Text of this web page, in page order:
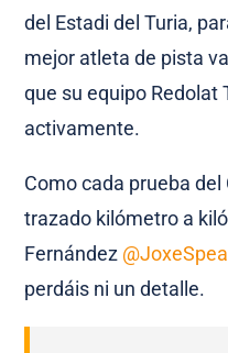
del Estadi del Turia,
mejor atleta de pista
que su equipo Redolat
activamente.
Como cada prueba
trazado kilómetro a
Fernández
perdáis ni un detalle.